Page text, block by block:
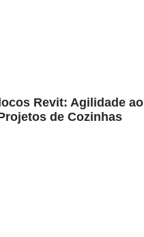
Revit: Agilidade ao
de Cozinhas